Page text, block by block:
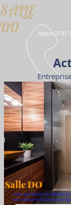
SALLE
DO
Appel
Salle DO
votre spécialiste en rénovation
sur villenave d'ornon et la